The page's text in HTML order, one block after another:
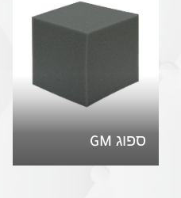
ספוג GM